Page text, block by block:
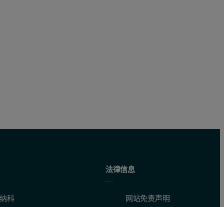
科
法律信息
网站免责声明